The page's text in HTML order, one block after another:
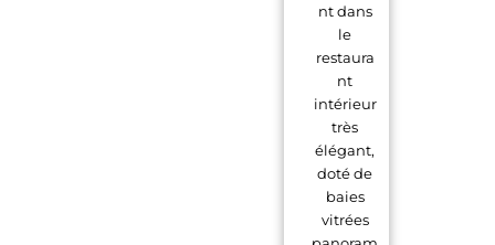
nt dans
le
restaura
nt
intérieur
très
élégant,
doté de
baies
vitrées